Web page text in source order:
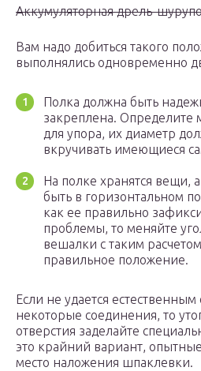
Аккумуляторная дрель-
Вам надо добиться такого
выполнялись одновременно
Полка должна быть
закреплена. Определите
для упора, их диаметр
вкручивать имеющиеся
На полке хранятся вещи,
быть в горизонтальном
как ее правильно
проблемы, то меняйте
вешалки с таким
правильное положение.
Если не удается естественным
некоторые соединения, то
отверстия заделайте
это крайний вариант,
место наложения шпаклевки.